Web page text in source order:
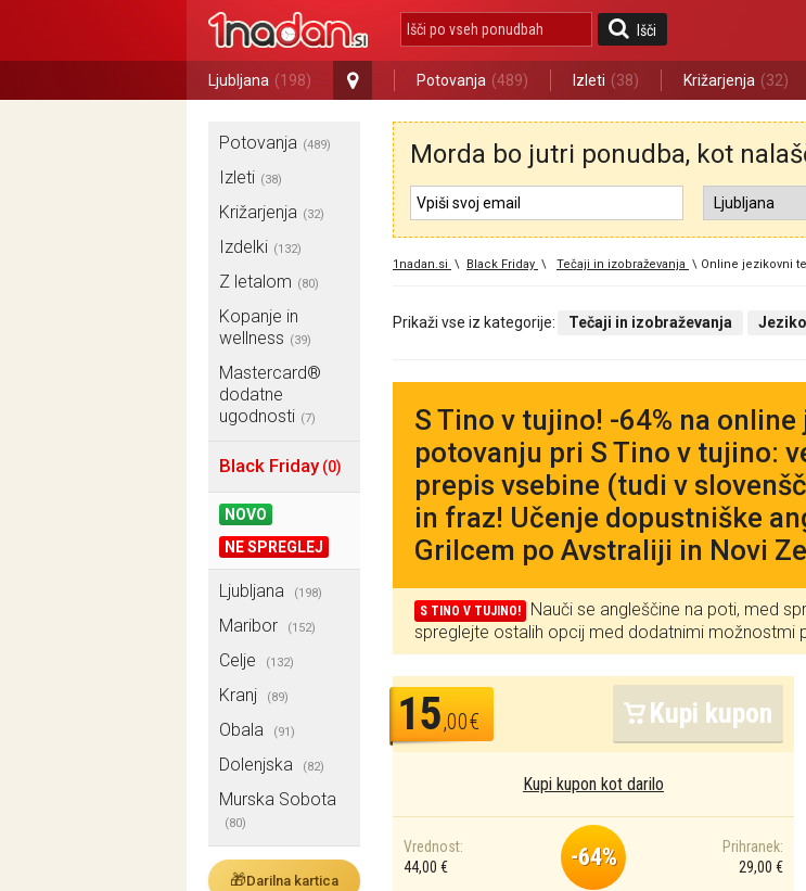
Išči
Ljubljana (198) Potovanja (489) Izleti (38) Križarjenja (32)
Potovanja (489)
Izleti (38)
Križarjenja (32)
Izdelki (132)
Z letalom (80)
Kopanje in
wellness (39)
Mastercard®
dodatne
ugodnosti (7)
Black Friday (0)
NOVO
NE SPREGLEJ
Ljubljana (198)
Maribor (152)
Celje (132)
Kranj (89)
Obala (91)
Dolenjska (82)
Murska Sobota
(80)
🎁Darilna kartica
Morda bo jutri ponudba, kot
1nadan.si \ Black Friday \ Tečaji in izobraževanja \ Online jezikovni
Prikaži vse iz kategorije: Tečaji in izobraževanja
S Tino v tujino! -64% na
potovanju pri S Tino v tujino:
prepis vsebine (tudi v
in fraz! Učenje dopustniške
Grilcem po Avstraliji in Novi
S TINO V TUJINO!
Nauči se angleščine na poti, med
spreglejte ostalih opcij med dodatnimi možnostmi
15,00€ Kupi kupon
Kupi kupon kot darilo
Vrednost:
44,00 €
-64%
Prihranek:
29,00 €